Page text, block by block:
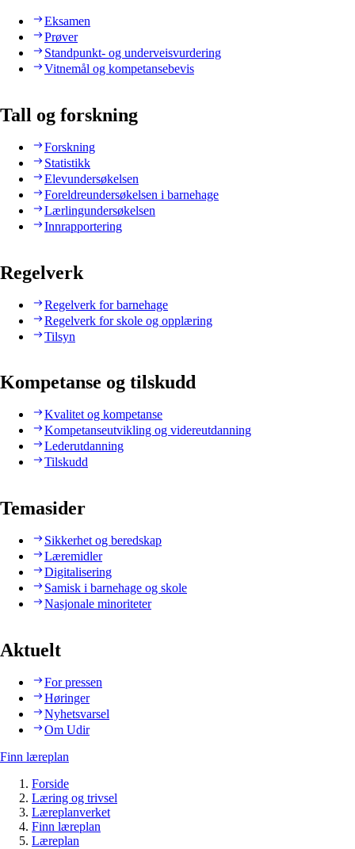
Eksamen
Prøver
Standpunkt- og underveisvurdering
Vitnemål og kompetansebevis
Tall og forskning
Forskning
Statistikk
Elevundersøkelsen
Foreldreundersøkelsen i barnehage
Lærlingundersøkelsen
Innrapportering
Regelverk
Regelverk for barnehage
Regelverk for skole og opplæring
Tilsyn
Kompetanse og tilskudd
Kvalitet og kompetanse
Kompetanseutvikling og videreutdanning
Lederutdanning
Tilskudd
Temasider
Sikkerhet og beredskap
Læremidler
Digitalisering
Samisk i barnehage og skole
Nasjonale minoriteter
Aktuelt
For pressen
Høringer
Nyhetsvarsel
Om Udir
Finn læreplan
Forside
Læring og trivsel
Læreplanverket
Finn læreplan
Læreplan